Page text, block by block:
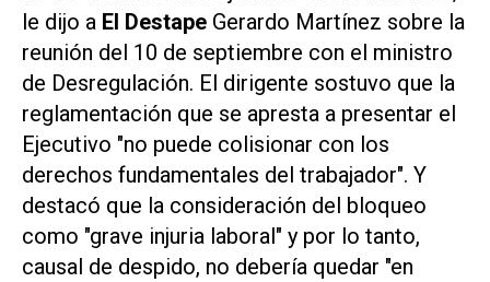
le dijo a El Destape Gerardo Martínez sobre la
reunión del 10 de septiembre con el ministro
de Desregulación. El dirigente sostuvo que la
reglamentación que se apresta a presentar el
Ejecutivo "no puede colisionar con los
derechos fundamentales del trabajador". Y
destacó que la consideración del bloqueo
como "grave injuria laboral" y por lo tanto,
causal de despido, no debería quedar "en